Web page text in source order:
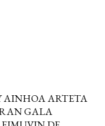
AINHOA ARTETA
GALA